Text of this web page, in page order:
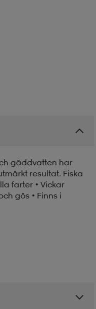
gäddvatten har
resultat. Fiska
farter • Vickar
gös • Finns i